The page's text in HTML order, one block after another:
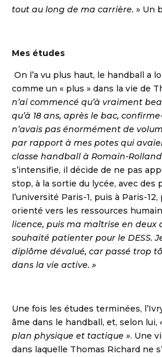
tout au long de ma carrière. » Un
Mes études
On l’a vu plus haut, le handball a
comme un « plus » dans la vie de
n’ai commencé qu’à vraiment
qu’à 18 ans, après le bac,
n’avais pas énormément de
par rapport à mes potes qui
classe handball à Romain-
s’intensifie, il décide de ne pas
stop, à la sortie du lycée, avec des
l’université Paris-1, puis à Paris-
orienté vers les ressources
licence, puis ma maîtrise en deux
souhaité patienter pour le DESS.
diplôme dévalué, car passé trop
dans la vie active. »
Une fois les études terminées,
âme dans le handball, et, selon lui,
plan physique et tactique ». Une
dans laquelle Thomas Richard ne